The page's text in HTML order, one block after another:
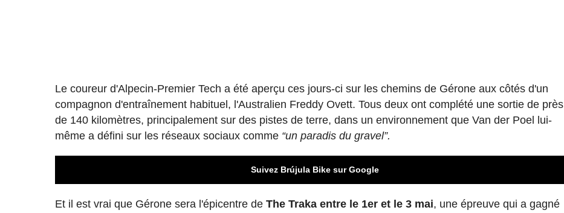
Le coureur d'Alpecin-Premier Tech a été aperçu ces jours-ci sur les chemins de Gérone aux côtés d'un
compagnon d'entraînement habituel, l'Australien Freddy Ovett. Tous deux ont complété une sortie de près
de 140 kilomètres, principalement sur des pistes de terre, dans un environnement que Van der Poel lui-
même a défini sur les réseaux sociaux comme “un paradis du gravel”.
Suivez Brújula Bike sur Google
Et il est vrai que Gérone sera l'épicentre deThe Traka entre le 1er et le 3 mai, une épreuve qui a gagné